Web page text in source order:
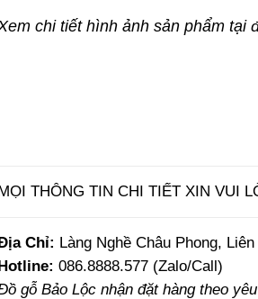
chi tiết hình ảnh sản phẩm tại
THÔNG TIN CHI TIẾT XIN VUI
Chỉ: Làng Nghề Châu Phong,
086.8888.577 (Zalo/Call)
gỗ Bảo Lộc nhận đặt hàng theo